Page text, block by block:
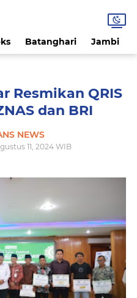
Batanghari Jambi
Resmikan QRIS
dan BRI
NEWS
11, 2024 WIB